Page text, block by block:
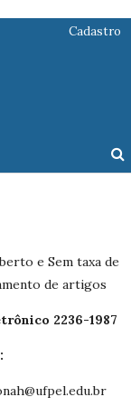
Cadastro
e Sem taxa de
de artigos
2236-1987